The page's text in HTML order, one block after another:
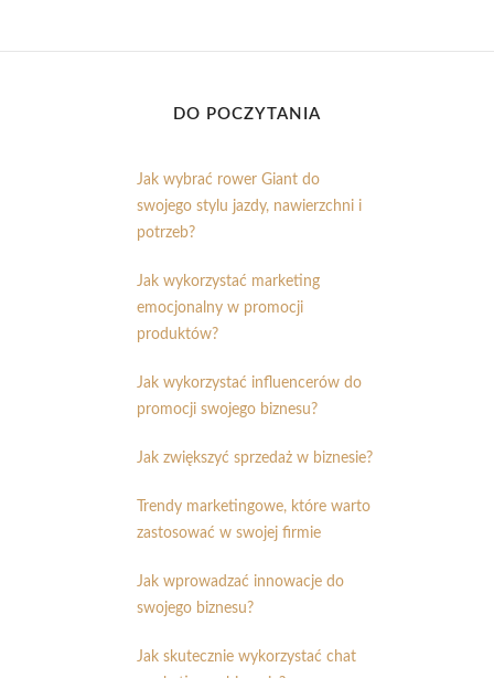
DO POCZYTANIA
Jak wybrać rower Giant do
swojego stylu jazdy, nawierzchni i
potrzeb?
Jak wykorzystać marketing
emocjonalny w promocji
produktów?
Jak wykorzystać influencerów do
promocji swojego biznesu?
Jak zwiększyć sprzedaż w biznesie?
Trendy marketingowe, które warto
zastosować w swojej firmie
Jak wprowadzać innowacje do
swojego biznesu?
Jak skutecznie wykorzystać chat